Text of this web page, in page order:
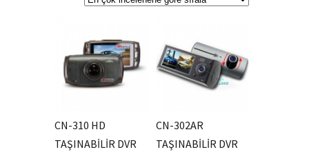
CN-310 HD
TAŞINABİLİR DVR
CN-302AR
TAŞINABİLİR DVR